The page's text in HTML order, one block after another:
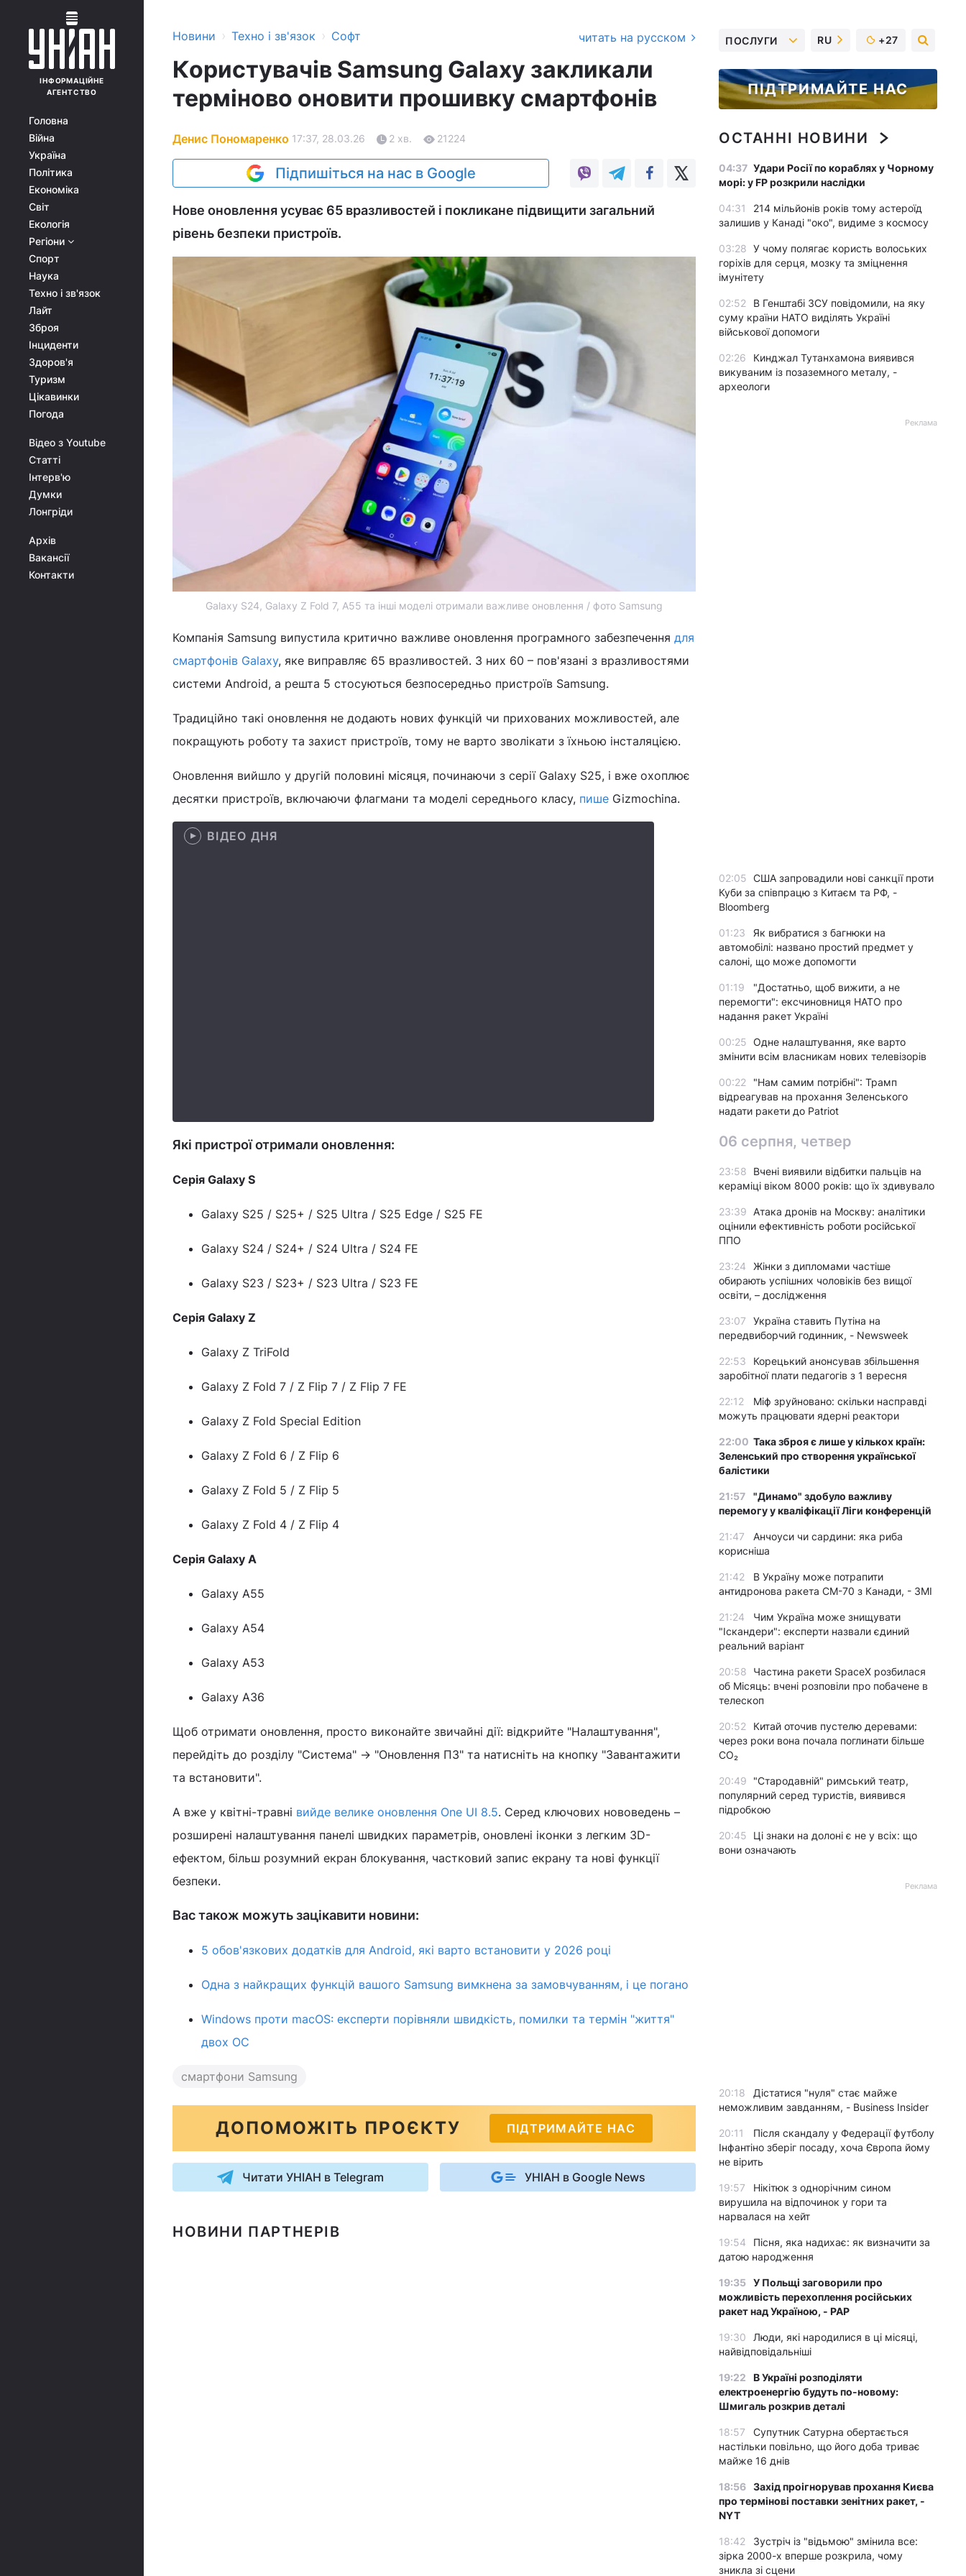
ІНФОРМАЦІЙНЕ
АГЕНТСТВО
Головна
Війна
Україна
Політика
Економіка
Світ
Екологія
Регіони
Спорт
Наука
Техно і зв'язок
Лайт
Зброя
Інциденти
Здоров'я
Туризм
Цікавинки
Погода
Відео з Youtube
Статті
Інтерв'ю
Думки
Лонгріди
Архів
Вакансії
Контакти
Новини › Техно і зв'язок › Софт читать на русском
Користувачів Samsung Galaxy закликали
терміново оновити прошивку смартфонів
Денис Пономаренко 17:37, 28.03.26 2 хв. 21224
Підпишіться на нас в Google
Нове оновлення усуває 65 вразливостей і покликане підвищити загальний
рівень безпеки пристроїв.
Galaxy S24, Galaxy Z Fold 7, A55 та інші моделі отримали важливе оновлення / фото Samsung
Компанія Samsung випустила критично важливе оновлення програмного забезпечення для
смартфонів Galaxy, яке виправляє 65 вразливостей. З них 60 – пов'язані з вразливостями
системи Android, а решта 5 стосуються безпосередньо пристроїв Samsung.
Традиційно такі оновлення не додають нових функцій чи прихованих можливостей, але
покращують роботу та захист пристроїв, тому не варто зволікати з їхньою інсталяцією.
Оновлення вийшло у другій половині місяця, починаючи з серії Galaxy S25, і вже охоплює
десятки пристроїв, включаючи флагмани та моделі середнього класу, пише Gizmochina.
ВІДЕО ДНЯ
Які пристрої отримали оновлення:
Серія Galaxy S
Galaxy S25 / S25+ / S25 Ultra / S25 Edge / S25 FE
Galaxy S24 / S24+ / S24 Ultra / S24 FE
Galaxy S23 / S23+ / S23 Ultra / S23 FE
Серія Galaxy Z
Galaxy Z TriFold
Galaxy Z Fold 7 / Z Flip 7 / Z Flip 7 FE
Galaxy Z Fold Special Edition
Galaxy Z Fold 6 / Z Flip 6
Galaxy Z Fold 5 / Z Flip 5
Galaxy Z Fold 4 / Z Flip 4
Серія Galaxy A
Galaxy A55
Galaxy A54
Galaxy A53
Galaxy A36
Щоб отримати оновлення, просто виконайте звичайні дії: відкрийте "Налаштування",
перейдіть до розділу "Система" → "Оновлення ПЗ" та натисніть на кнопку "Завантажити
та встановити".
А вже у квітні-травні вийде велике оновлення One UI 8.5. Серед ключових нововедень –
розширені налаштування панелі швидких параметрів, оновлені іконки з легким 3D-
ефектом, більш розумний екран блокування, частковий запис екрану та нові функції
безпеки.
Вас також можуть зацікавити новини:
5 обов'язкових додатків для Android, які варто встановити у 2026 році
Одна з найкращих функцій вашого Samsung вимкнена за замовчуванням, і це погано
Windows проти macOS: експерти порівняли швидкість, помилки та термін "життя"
двох ОС
смартфони Samsung
ДОПОМОЖІТЬ ПРОЄКТУ ПІДТРИМАЙТЕ НАС
Читати УНІАН в Telegram УНІАН в Google News
НОВИНИ ПАРТНЕРІВ
ПОСЛУГИ RU +27
ПІДТРИМАЙТЕ НАС
ОСТАННІ НОВИНИ
04:37 Удари Росії по кораблях у Чорному
морі: у FP розкрили наслідки
04:31
214 мільйонів років тому астероїд
залишив у Канаді "око", видиме з космосу
03:28 У чому полягає користь волоських
горіхів для серця, мозку та зміцнення
імунітету
02:52
В Генштабі ЗСУ повідомили, на яку
суму країни НАТО виділять Україні
військової допомоги
02:26
Кинджал Тутанхамона виявився
викуваним із позаземного металу, -
археологи
Реклама
02:05 США запровадили нові санкції проти
Куби за співпрацю з Китаєм та РФ, -
Bloomberg
01:23
Як вибратися з багнюки на
автомобілі: названо простий предмет у
салоні, що може допомогти
01:19
"Достатньо, щоб вижити, а не
перемогти": ексчиновниця НАТО про
надання ракет Україні
00:25 Одне налаштування, яке варто
змінити всім власникам нових телевізорів
00:22
"Нам самим потрібні": Трамп
відреагував на прохання Зеленського
надати ракети до Patriot
06 серпня, четвер
23:58
Вчені виявили відбитки пальців на
кераміці віком 8000 років: що їх здивувало
23:39
Атака дронів на Москву: аналітики
оцінили ефективність роботи російської
ППО
23:24
Жінки з дипломами частіше
обирають успішних чоловіків без вищої
освіти, – дослідження
23:07
Україна ставить Путіна на
передвиборчий годинник, - Newsweek
22:53
Корецький анонсував збільшення
заробітної плати педагогів з 1 вересня
22:12
Міф зруйновано: скільки насправді
можуть працювати ядерні реактори
22:00 Така зброя є лише у кількох країн:
Зеленський про створення української
балістики
21:57
"Динамо" здобуло важливу
перемогу у кваліфікації Ліги конференцій
21:47
Анчоуси чи сардини: яка риба
корисніша
21:42
В Україну може потрапити
антидронова ракета CM-70 з Канади, - ЗМІ
21:24
Чим Україна може знищувати
"Іскандери": експерти назвали єдиний
реальний варіант
20:58
Частина ракети SpaceX розбилася
об Місяць: вчені розповіли про побачене в
телескоп
20:52
Китай оточив пустелю деревами:
через роки вона почала поглинати більше
CO₂
20:49
"Стародавній" римський театр,
популярний серед туристів, виявився
підробкою
20:45
Ці знаки на долоні є не у всіх: що
вони означають
Реклама
20:18
Дістатися "нуля" стає майже
неможливим завданням, - Business Insider
20:11
Після скандалу у Федерації футболу
Інфантіно зберіг посаду, хоча Європа йому
не вірить
19:57
Нікітюк з однорічним сином
вирушила на відпочинок у гори та
нарвалася на хейт
19:54
Пісня, яка надихає: як визначити за
датою народження
19:35 У Польщі заговорили про
можливість перехоплення російських
ракет над Україною, - PAP
19:30
Люди, які народилися в ці місяці,
найвідповідальніші
19:22
В Україні розподіляти
електроенергію будуть по-новому:
Шмигаль розкрив деталі
18:57
Супутник Сатурна обертається
настільки повільно, що його доба триває
майже 16 днів
18:56 Захід проігнорував прохання Києва
про термінові поставки зенітних ракет, -
NYT
18:42
Зустріч із "відьмою" змінила все:
зірка 2000-х вперше розкрила, чому
зникла зі сцени